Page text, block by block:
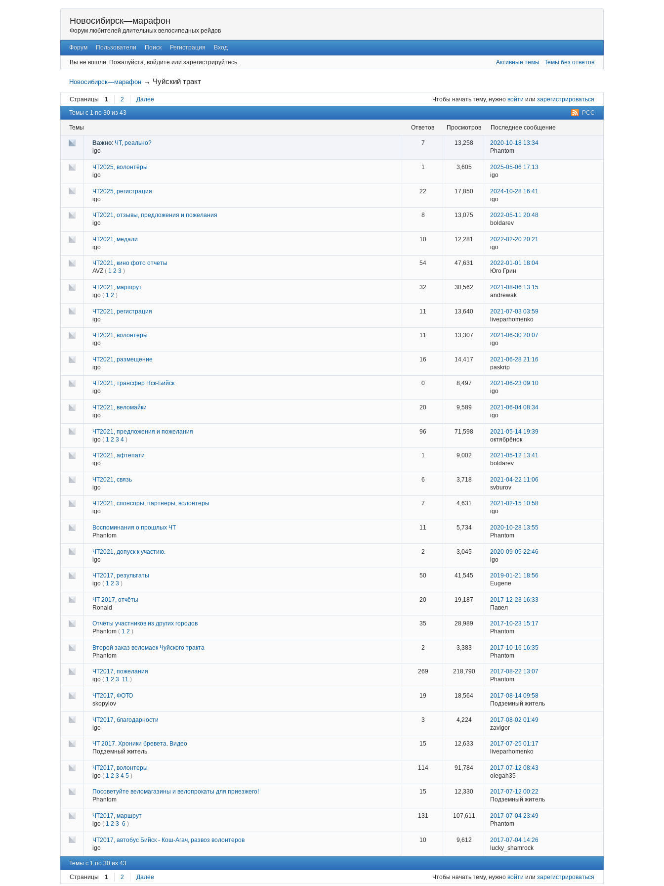
Новосибирск—марафон
Форум любителей длительных велосипедных рейдов
Форум Пользователи Поиск Регистрация Вход
Вы не вошли. Пожалуйста, войдите или зарегистрируйтесь. Активные темы Темы без ответов
Новосибирск—марафон → Чуйский тракт
Страницы 1 2 Далее Чтобы начать тему, нужно войти или зарегистрироваться
РСС
Темы с 1 по 30 из 43
Темы ответов просмотров последнее сообщение
Важно: ЧТ, реально?
igo
7 13,258
2020-10-18 13:34
Phantom
ЧТ2025, волонтёры
igo
1 3,605
2025-05-06 17:13
igo
ЧТ2025, регистрация
igo
22 17,850
2024-10-28 16:41
igo
ЧТ2021, отзывы, предложения и пожелания
igo
8 13,075
2022-05-11 20:48
boldarev
ЧТ2021, медали
igo
10 12,281
2022-02-20 20:21
igo
ЧТ2021, кино фото отчеты
AVZ ( 1 2 3 )
54 47,631
2022-01-01 18:04
Юго Грин
ЧТ2021, маршрут
igo ( 1 2 )
32 30,562
2021-08-06 13:15
andrewak
ЧТ2021, регистрация
igo
11 13,640
2021-07-03 03:59
liveparhomenko
ЧТ2021, волонтеры
igo
11 13,307
2021-06-30 20:07
igo
ЧТ2021, размещение
igo
16 14,417
2021-06-28 21:16
paskrip
ЧТ2021, трансфер Нск-Бийск
igo
0 8,497
2021-06-23 09:10
igo
ЧТ2021, веломайки
igo
20 9,589
2021-06-04 08:34
igo
ЧТ2021, предложения и пожелания
igo ( 1 2 3 4 )
96 71,598
2021-05-14 19:39
октябрёнок
ЧТ2021, афтепати
igo
1 9,002
2021-05-12 13:41
boldarev
ЧТ2021, связь
igo
6 3,718
2021-04-22 11:06
svburov
ЧТ2021, спонсоры, партнеры, волонтеры
igo
7 4,631
2021-02-15 10:58
igo
Воспоминания о прошлых ЧТ
Phantom
11 5,734
2020-10-28 13:55
Phantom
ЧТ2021, допуск к участию.
igo
2 3,045
2020-09-05 22:46
igo
ЧТ2017, результаты
igo ( 1 2 3 )
50 41,545
2019-01-21 18:56
Eugene
ЧТ 2017, отчёты
Ronald
20 19,187
2017-12-23 16:33
Павел
Отчёты участников из других городов
Phantom ( 1 2 )
35 28,989
2017-10-23 15:17
Phantom
Второй заказ веломаек Чуйского тракта
Phantom
2 3,383
2017-10-16 16:35
Phantom
ЧТ2017, пожелания
igo ( 1 2 3 11 )
269 218,790
2017-08-22 13:07
Phantom
ЧТ2017, ФОТО
skopylov
19 18,564
2017-08-14 09:58
Подземный житель
ЧТ2017, благодарности
igo
3 4,224
2017-08-02 01:49
zavigor
ЧТ 2017. Хроники бревета. Видео
Подземный житель
15 12,633
2017-07-25 01:17
liveparhomenko
ЧТ2017, волонтеры
igo ( 1 2 3 4 5 )
114 91,784
2017-07-12 08:43
olegah35
Посоветуйте веломагазины и велопрокаты для приезжего!
Phantom
15 12,330
2017-07-12 00:22
Подземный житель
ЧТ2017, маршрут
igo ( 1 2 3 6 )
131 107,611
2017-07-04 23:49
Phantom
ЧТ2017, автобус Бийск - Кош-Агач, развоз волонтеров
igo
10 9,612
2017-07-04 14:26
lucky_shamrock
Темы с 1 по 30 из 43
Страницы
1 2 Далее Чтобы начать тему, нужно войти или зарегистрироваться